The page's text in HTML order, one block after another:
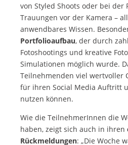
von Styled Shoots oder bei der
Trauungen vor der Kamera –
anwendbares Wissen.
Portfolioaufbau, der durch
Fotoshootings und kreative
Simulationen möglich wurde.
Teilnehmenden viel wertvoller
für ihren Social Media Auftritt
nutzen können.
Wie die TeilnehmerInnen die
haben, zeigt sich auch in ihren
Rückmeldungen: „Die Woche